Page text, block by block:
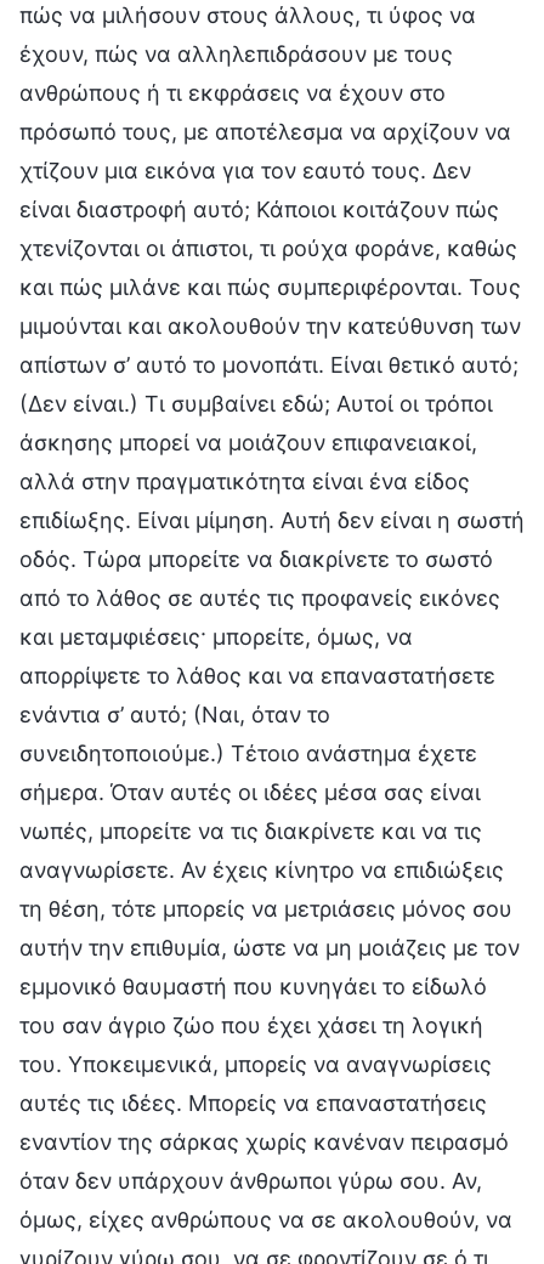
πώς να μιλήσουν στους άλλους, τι ύφος να
έχουν, πώς να αλληλεπιδράσουν με τους
ανθρώπους ή τι εκφράσεις να έχουν στο
πρόσωπό τους, με αποτέλεσμα να αρχίζουν να
χτίζουν μια εικόνα για τον εαυτό τους. Δεν
είναι διαστροφή αυτό; Κάποιοι κοιτάζουν πώς
χτενίζονται οι άπιστοι, τι ρούχα φοράνε, καθώς
και πώς μιλάνε και πώς συμπεριφέρονται. Τους
μιμούνται και ακολουθούν την κατεύθυνση των
απίστων σ’ αυτό το μονοπάτι. Είναι θετικό αυτό;
(Δεν είναι.) Τι συμβαίνει εδώ; Αυτοί οι τρόποι
άσκησης μπορεί να μοιάζουν επιφανειακοί,
αλλά στην πραγματικότητα είναι ένα είδος
επιδίωξης. Είναι μίμηση. Αυτή δεν είναι η σωστή
οδός. Τώρα μπορείτε να διακρίνετε το σωστό
από το λάθος σε αυτές τις προφανείς εικόνες
και μεταμφιέσεις· μπορείτε, όμως, να
απορρίψετε το λάθος και να επαναστατήσετε
ενάντια σ’ αυτό; (Ναι, όταν το
συνειδητοποιούμε.) Τέτοιο ανάστημα έχετε
σήμερα. Όταν αυτές οι ιδέες μέσα σας είναι
νωπές, μπορείτε να τις διακρίνετε και να τις
αναγνωρίσετε. Αν έχεις κίνητρο να επιδιώξεις
τη θέση, τότε μπορείς να μετριάσεις μόνος σου
αυτήν την επιθυμία, ώστε να μη μοιάζεις με τον
εμμονικό θαυμαστή που κυνηγάει το είδωλό
του σαν άγριο ζώο που έχει χάσει τη λογική
του. Υποκειμενικά, μπορείς να αναγνωρίσεις
αυτές τις ιδέες. Μπορείς να επαναστατήσεις
εναντίον της σάρκας χωρίς κανέναν πειρασμό
όταν δεν υπάρχουν άνθρωποι γύρω σου. Αν,
όμως, είχες ανθρώπους να σε ακολουθούν, να
γυρίζουν γύρω σου, να σε φροντίζουν σε ό,τι